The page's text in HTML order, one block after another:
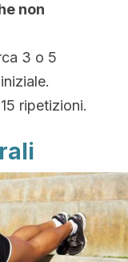
non
3 o 5
ripetizioni.